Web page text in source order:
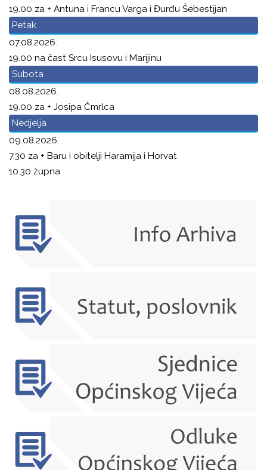
19.00 za + Antuna i Francu Varga i Đurđu Šebestijan
Petak
07.08.2026.
19.00 na čast Srcu Isusovu i Marijinu
Subota
08.08.2026.
19.00 za + Josipa Čmrlca
Nedjelja
09.08.2026.
7.30 za + Baru i obitelji Haramija i Horvat
10.30 župna